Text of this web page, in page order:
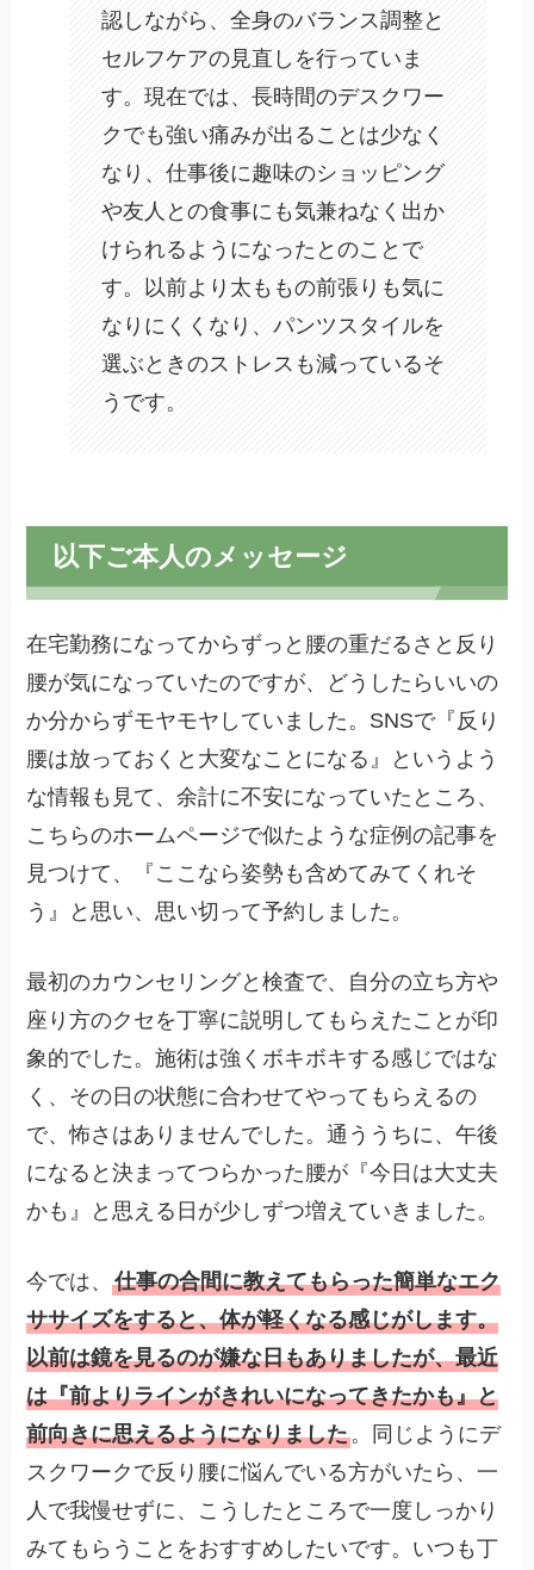
認しながら、全身のバランス調整と
セルフケアの見直しを行っていま
す。現在では、長時間のデスクワー
クでも強い痛みが出ることは少なく
なり、仕事後に趣味のショッピング
や友人との食事にも気兼ねなく出か
けられるようになったとのことで
す。以前より太ももの前張りも気に
なりにくくなり、パンツスタイルを
選ぶときのストレスも減っているそ
うです。
以下ご本人のメッセージ
在宅勤務になってからずっと腰の重だるさと反り
腰が気になっていたのですが、どうしたらいいの
か分からずモヤモヤしていました。SNSで『反り
腰は放っておくと大変なことになる』というよう
な情報も見て、余計に不安になっていたところ、
こちらのホームページで似たような症例の記事を
見つけて、『ここなら姿勢も含めてみてくれそ
う』と思い、思い切って予約しました。
最初のカウンセリングと検査で、自分の立ち方や
座り方のクセを丁寧に説明してもらえたことが印
象的でした。施術は強くボキボキする感じではな
く、その日の状態に合わせてやってもらえるの
で、怖さはありませんでした。通ううちに、午後
になると決まってつらかった腰が『今日は大丈夫
かも』と思える日が少しずつ増えていきました。
今では、仕事の合間に教えてもらった簡単なエク
ササイズをすると、体が軽くなる感じがします。
以前は鏡を見るのが嫌な日もありましたが、最近
は『前よりラインがきれいになってきたかも』と
前向きに思えるようになりました。同じようにデ
スクワークで反り腰に悩んでいる方がいたら、一
人で我慢せずに、こうしたところで一度しっかり
みてもらうことをおすすめしたいです。いつも丁